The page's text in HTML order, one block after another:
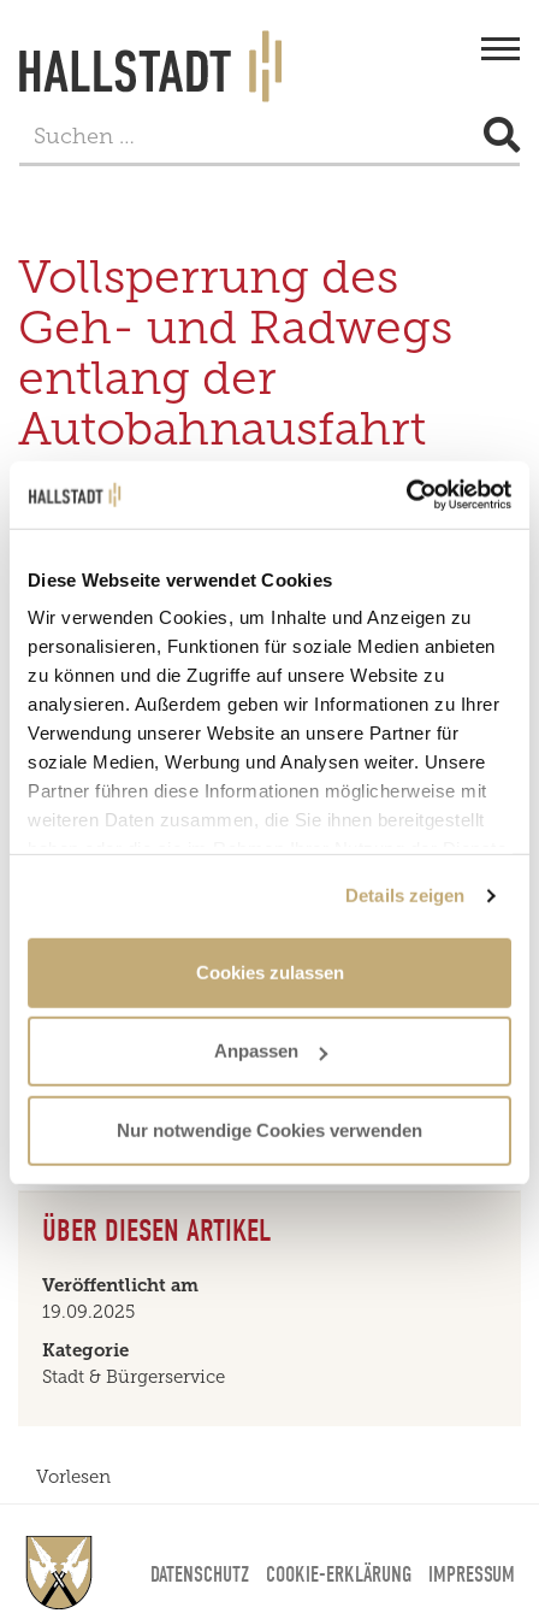
Diese Webseite verwendet Cookies
Wir verwenden Cookies, um Inhalte und Anzeigen zu
personalisieren, Funktionen für soziale Medien anbieten
zu können und die Zugriffe auf unsere Website zu
analysieren. Außerdem geben wir Informationen zu Ihrer
Verwendung unserer Website an unsere Partner für
soziale Medien, Werbung und Analysen weiter. Unsere
Partner führen diese Informationen möglicherweise mit
weiteren Daten zusammen, die Sie ihnen bereitgestellt
Details zeigen
Cookies zulassen
Anpassen
Nur notwendige Cookies verwenden
LEBEN
FREIZEIT
TOURISMUS
WIRTSCHAFT
Vollsperrung des
Geh- und Radwegs
entlang der
Autobahnausfahrt
BAB A70
Radweg entlang der Autobahnausfahrt BAB
A70, also zwischen der Unterführung
Reitersweg und der Unterführung
Seebachmarter, aufgrund von Bauarbeiten für
den Verkehr vollgesperrt. Ein Begehen oder
Befahren ist bis vorerst September 2026 nicht
möglich. Eine Umleitung wird ausgeschildert.
ÜBER DIESEN ARTIKEL
Veröffentlicht am
19.09.2025
Kategorie
Stadt & Bürgerservice
Vorlesen
DATENSCHUTZ COOKIE-ERKLÄRUNG IMPRESSUM